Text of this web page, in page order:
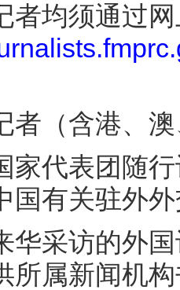
均须通过网
（含港、澳
代表团随行
国有关驻外
采访的外国
所属新闻机